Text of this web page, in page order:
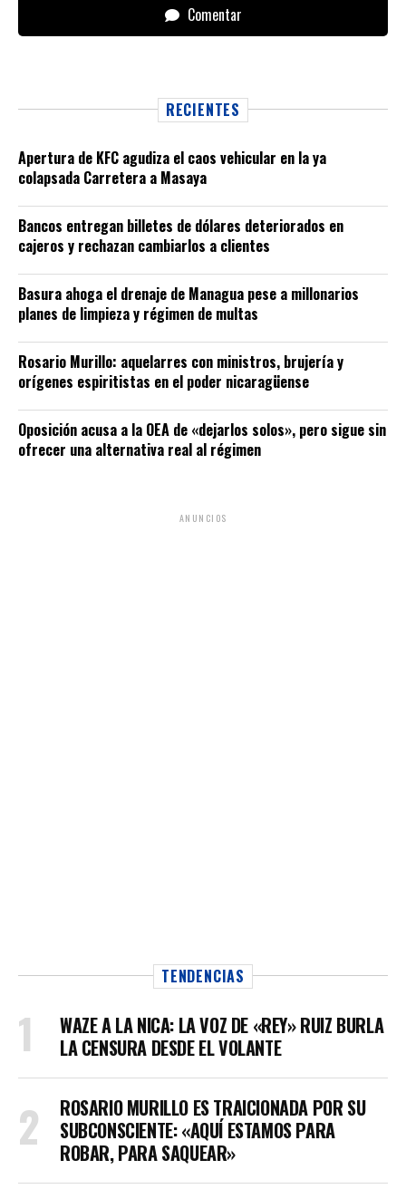
Comentar
RECIENTES
Apertura de KFC agudiza el caos vehicular en la ya
colapsada Carretera a Masaya
Bancos entregan billetes de dólares deteriorados en
cajeros y rechazan cambiarlos a clientes
Basura ahoga el drenaje de Managua pese a millonarios
planes de limpieza y régimen de multas
Rosario Murillo: aquelarres con ministros, brujería y
orígenes espiritistas en el poder nicaragüense
Oposición acusa a la OEA de «dejarlos solos», pero sigue sin
ofrecer una alternativa real al régimen
ANUNCIOS
TENDENCIAS
WAZE A LA NICA: LA VOZ DE «REY» RUIZ BURLA
LA CENSURA DESDE EL VOLANTE
ROSARIO MURILLO ES TRAICIONADA POR SU
SUBCONSCIENTE: «AQUÍ ESTAMOS PARA
ROBAR, PARA SAQUEAR»